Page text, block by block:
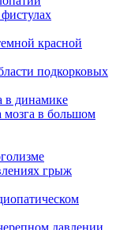
красной
подкорковых
в динамике
в большом
грыж
давлении